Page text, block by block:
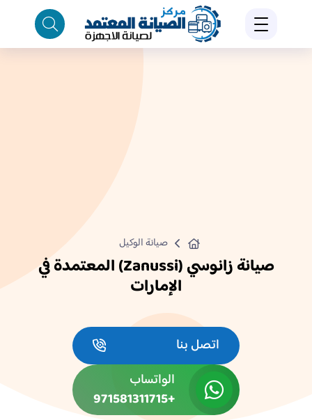
صيانة الوكيل
صيانة زانوسي (Zanussi) المعتمدة في
الإمارات
اتصل بنا
الواتساب
+971581311715